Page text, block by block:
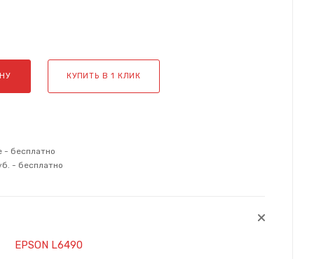
КУПИТЬ В 1 КЛИК
- бесплатно
- бесплатно
EPSON L6490